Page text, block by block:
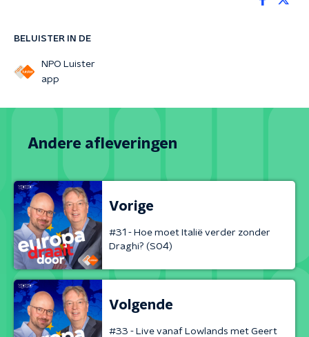
BELUISTER IN DE
NPO Luister
app
Andere afleveringen
Vorige
#31 - Hoe moet Italië verder zonder
Draghi? (S04)
Volgende
#33 - Live vanaf Lowlands met Geert